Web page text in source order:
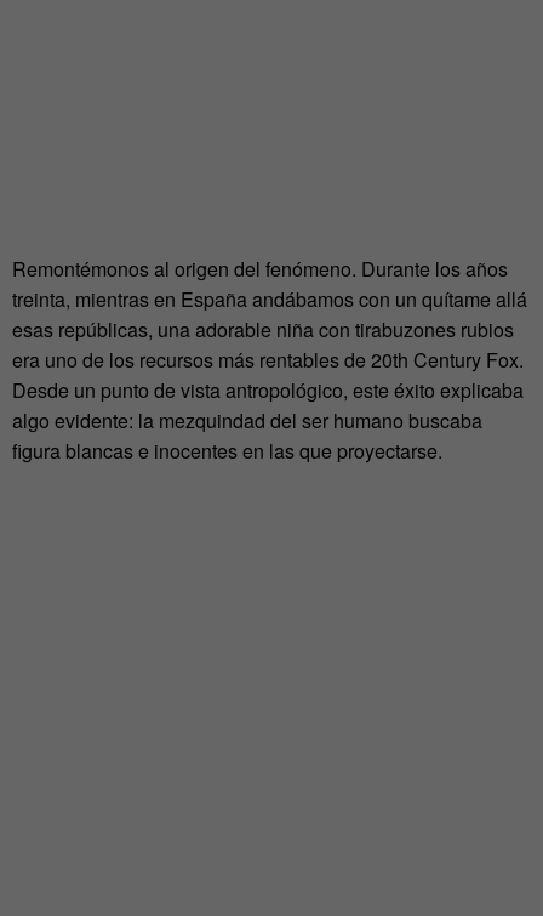
Remontémonos al origen del fenómeno. Durante los años
treinta, mientras en España andábamos con un quítame allá
esas repúblicas, una adorable niña con tirabuzones rubios
era uno de los recursos más rentables de 20th Century Fox.
Desde un punto de vista antropológico, este éxito explicaba
algo evidente: la mezquindad del ser humano buscaba
figura blancas e inocentes en las que proyectarse.